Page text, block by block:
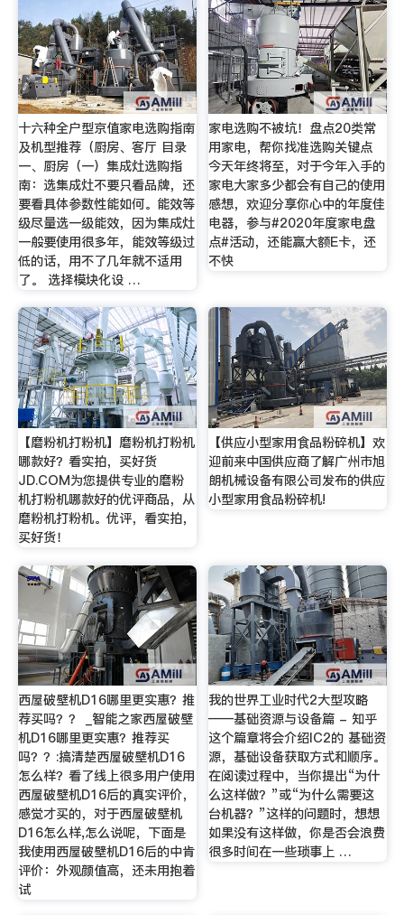
十六种全户型京值家电选购指南
及机型推荐（厨房、客厅 目录
一、厨房（一）集成灶选购指
南：选集成灶不要只看品牌，还
要看具体参数性能如何。能效等
级尽量选一级能效，因为集成灶
一般要使用很多年，能效等级过
低的话，用不了几年就不适用
了。 选择模块化设 …
家电选购不被坑！盘点20类常
用家电，帮你找准选购关键点
今天年终将至，对于今年入手的
家电大家多少都会有自己的使用
感想，欢迎分享你心中的年度佳
电器，参与#2020年度家电盘
点#活动，还能赢大额E卡，还
不快
【磨粉机打粉机】磨粉机打粉机
哪款好？看实拍，买好货
JD.COM为您提供专业的磨粉
机打粉机哪款好的优评商品，从
磨粉机打粉机。优评，看实拍，
买好货！
【供应小型家用食品粉碎机】欢
迎前来中国供应商了解广州市旭
朗机械设备有限公司发布的供应
小型家用食品粉碎机!
西屋破壁机D16哪里更实惠？推
荐买吗？？ _智能之家西屋破壁
机D16哪里更实惠？推荐买
吗？？:搞清楚西屋破壁机D16
怎么样？看了线上很多用户使用
西屋破壁机D16后的真实评价，
感觉才买的，对于西屋破壁机
D16怎么样,怎么说呢，下面是
我使用西屋破壁机D16后的中肯
评价：外观颜值高，还未用抱着
试
我的世界工业时代2大型攻略
——基础资源与设备篇 - 知乎
这个篇章将会介绍IC2的 基础资
源，基础设备获取方式和顺序。
在阅读过程中，当你提出“为什
么这样做？”或“为什么需要这
台机器？”这样的问题时，想想
如果没有这样做，你是否会浪费
很多时间在一些琐事上 …